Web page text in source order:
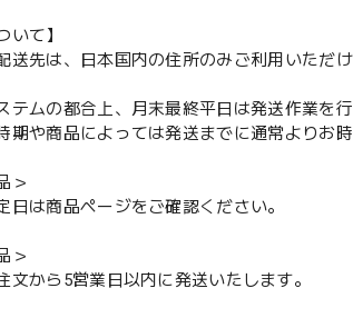
いて】
送先は、日本国内の住所のみご利用いただけ
テムの都合上、月末最終平日は発送作業を行
や商品によっては発送までに通常よりお
＞
日は商品ページをご確認ください。
＞
文から5営業日以内に発送いたします。